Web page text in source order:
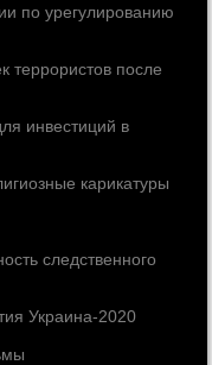
по урегулированию
террористов после
инвестиций в
карикатуры
следственного
Украина-2020